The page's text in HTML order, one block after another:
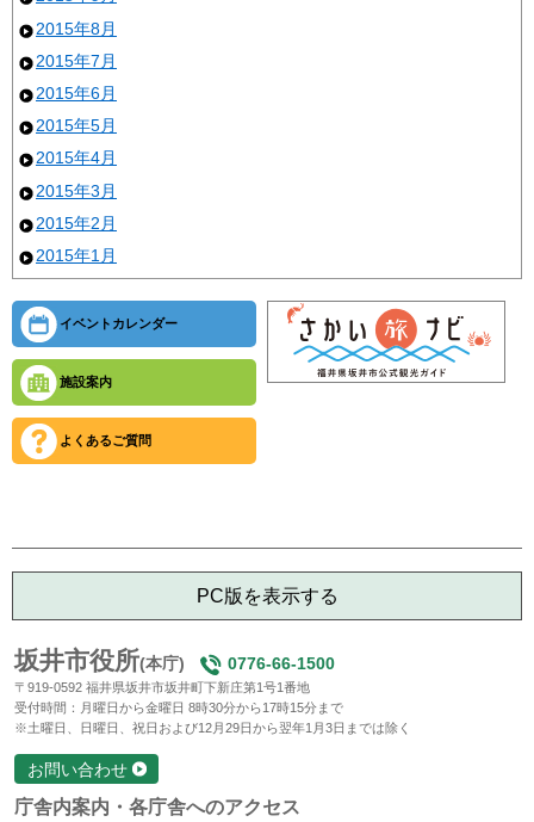
2015年8月
2015年7月
2015年6月
2015年5月
2015年4月
2015年3月
2015年2月
2015年1月
イベントカレンダー
施設案内
よくあるご質問
PC版を表示する
坂井市役所(本庁) 0776-66-1500
〒919-0592 福井県坂井市坂井町下新庄第1号1番地
受付時間：月曜日から金曜日 8時30分から17時15分まで
※土曜日、日曜日、祝日および12月29日から翌年1月3日までは除く
お問い合わせ
庁舎内案内・各庁舎へのアクセス